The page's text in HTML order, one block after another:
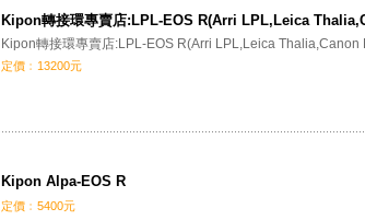
Kipon轉接環專賣店:LPL-EOS R(Arri LPL,Leica
Kipon轉接環專賣店:LPL-EOS R(Arri LPL,Leica Thalia,Canon
定價﹕13200元
Kipon Alpa-EOS R
定價﹕5400元